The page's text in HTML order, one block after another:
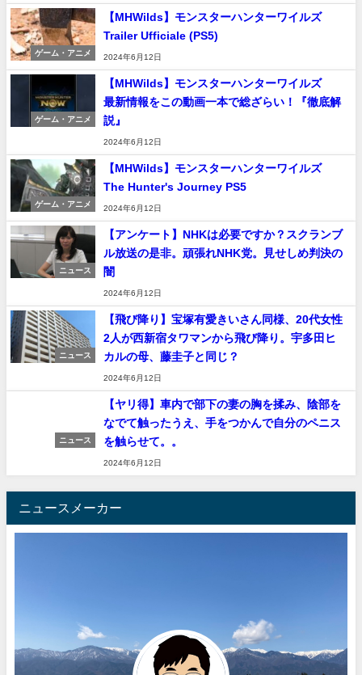
ゲーム・アニメ
【MHWilds】モンスターハンターワイルズ
Trailer Ufficiale (PS5)
2024年6月12日
ゲーム・アニメ
【MHWilds】モンスターハンターワイルズ
最新情報をこの動画一本で総ざらい！『徹底解
説』
2024年6月12日
ゲーム・アニメ
【MHWilds】モンスターハンターワイルズ
The Hunter's Journey PS5
2024年6月12日
ニュース
【アンケート】NHKは必要ですか？スクランブ
ル放送の是非。頑張れNHK党。見せしめ判決の
闇
2024年6月12日
ニュース
【飛び降り】宝塚有愛きいさん同様、20代女性
2人が西新宿タワマンから飛び降り。宇多田ヒ
カルの母、藤圭子と同じ？
2024年6月12日
ニュース
【ヤリ得】車内で部下の妻の胸を揉み、陰部を
なでて触ったうえ、手をつかんで自分のペニス
を触らせて。。
2024年6月12日
ニュースメーカー